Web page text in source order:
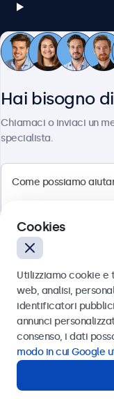
Italiano
Hai bisogno
Chiamaci o inviaci un
specialista.
Oppure
Contatta i nostri
Cookies
Utilizziamo cookie e
web, analisi,
identificatori
annunci
consenso, i dati
modo in cui Google